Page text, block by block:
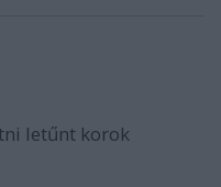
letűnt korok